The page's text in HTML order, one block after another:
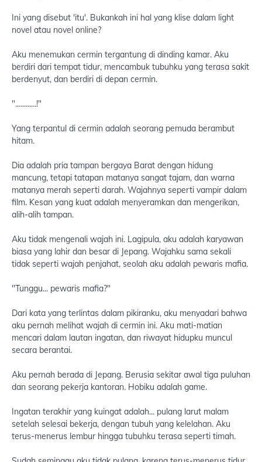
Ini yang disebut 'itu'. Bukankah ini hal yang klise dalam light
novel atau novel online?
Aku menemukan cermin tergantung di dinding kamar. Aku
berdiri dari tempat tidur, mencambuk tubuhku yang terasa sakit
berdenyut, dan berdiri di depan cermin.
"............!"
Yang terpantul di cermin adalah seorang pemuda berambut
hitam.
Dia adalah pria tampan bergaya Barat dengan hidung
mancung, tetapi tatapan matanya sangat tajam, dan warna
matanya merah seperti darah. Wajahnya seperti vampir dalam
film. Kesan yang kuat adalah menyeramkan dan mengerikan,
alih-alih tampan.
Aku tidak mengenali wajah ini. Lagipula, aku adalah karyawan
biasa yang lahir dan besar di Jepang. Wajahku sama sekali
tidak seperti wajah penjahat, seolah aku adalah pewaris mafia.
"Tunggu... pewaris mafia?"
Dari kata yang terlintas dalam pikiranku, aku menyadari bahwa
aku pernah melihat wajah di cermin ini. Aku mati-matian
mencari dalam lautan ingatan, dan riwayat hidupku muncul
secara berantai.
Aku pernah berada di Jepang. Berusia sekitar awal tiga puluhan
dan seorang pekerja kantoran. Hobiku adalah game.
Ingatan terakhir yang kuingat adalah... pulang larut malam
setelah selesai bekerja, dengan tubuh yang kelelahan. Aku
terus-menerus lembur hingga tubuhku terasa seperti timah.